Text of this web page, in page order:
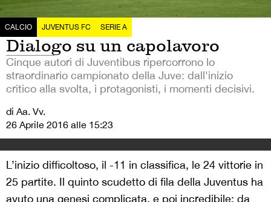
CALCIO JUVENTUS FC SERIE A
Dialogo su un capolavoro
Cinque autori di Juventibus ripercorrono lo
straordinario campionato della Juve: dall'inizio
critico alla svolta, i protagonisti, i momenti decisivi.
di Aa. Vv.
26 Aprile 2016 alle 15:23
L’inizio difficoltoso, il -11 in classifica, le 24 vittorie in
25 partite. Il quinto scudetto di fila della Juventus ha
avuto una genesi complicata, e poi incredibile: da